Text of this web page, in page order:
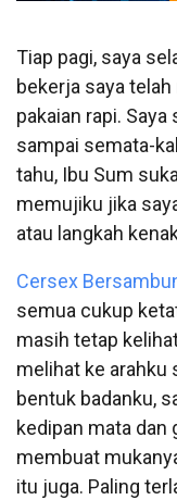
Tiap pagi, saya
bekerja saya
pakaian rapi.
sampai semata-
tahu, Ibu Sum
memujiku jika
atau langkah
Cersex
semua cukup
masih tetap
melihat ke arahku
bentuk badanku,
kedipan mata dan
membuat
itu juga. Paling